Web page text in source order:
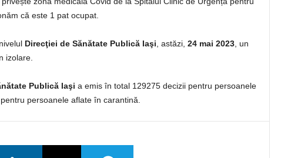
că este 1 pat ocupat.
Direcţiei de Sănătate Publică Iaşi , astăzi, 24 mai 2023 , un
izolare.
Publică Iaşi a emis în total 129275 decizii pentru persoanele
persoanele aflate în carantină.